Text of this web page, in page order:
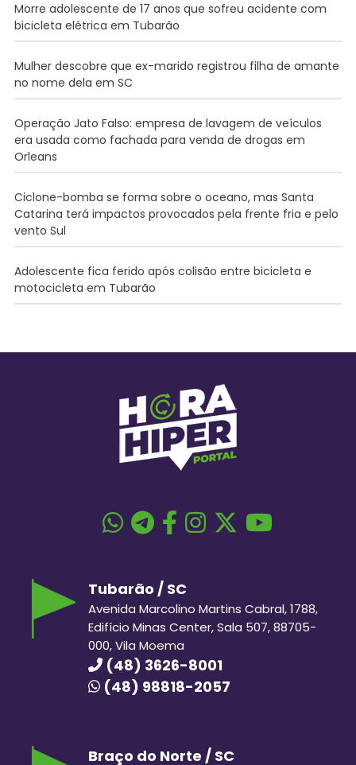
Morre adolescente de 17 anos que sofreu acidente com
bicicleta elétrica em Tubarão
Mulher descobre que ex-marido registrou filha de amante
no nome dela em SC
Operação Jato Falso: empresa de lavagem de veículos
era usada como fachada para venda de drogas em
Orleans
Ciclone-bomba se forma sobre o oceano, mas Santa
Catarina terá impactos provocados pela frente fria e pelo
vento Sul
Adolescente fica ferido após colisão entre bicicleta e
motocicleta em Tubarão
Tubarão / SC
Avenida Marcolino Martins Cabral, 1788,
Edifício Minas Center, Sala 507, 88705-
000, Vila Moema
(48) 3626-8001
(48) 98818-2057
Braço do Norte / SC